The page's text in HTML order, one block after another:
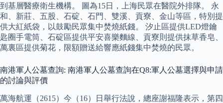
到基層醫療衛生機構。 圖為15日，上海民眾在醫院外排隊。 永
和、新莊、五股、石碇、石門、雙溪、貢寮、金山等區，特別提
供大紅紙袋，以鼓勵民眾集中焚燒紙錢。 汐止區提供LED燈鑰
匙圈手電筒、石碇區提供平安喜樂麵線、貢寮則提供抹草香皂、
萬裏區提供菊花，限額贈送給響應紙錢集中焚燒的民眾。
南港軍人公墓查詢: 南港軍人公墓查詢在Q8:軍人公墓選擇與申請
的討論與評價
萬海航運（2615）今（16）日舉行法說，總座謝福隆表示，第四